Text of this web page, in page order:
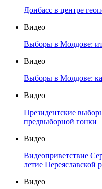
Донбасс в центре
Видео
Выборы в Молдове:
Видео
Выборы в Молдове:
Видео
Президентские
предвыборной гонки
Видео
Видеоприветствие
летие Переяславской
Видео